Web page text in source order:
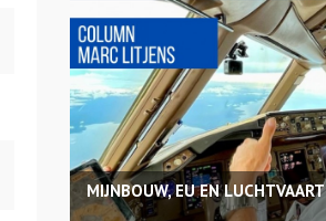
MIJNBOUW, EU EN LUCHTVAART